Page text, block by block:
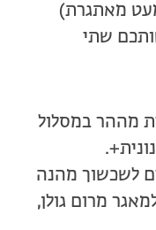
מאתגרת)
שתי
מההר במסלול
לשכשוך מהנה
מרום גולן,